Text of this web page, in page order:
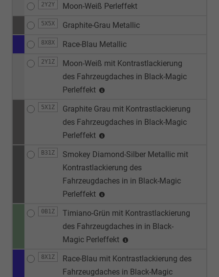
2Y2Y Moon-Weiß Perleffekt
5X5X Graphite-Grau Metallic
8X8X Race-Blau Metallic
2Y1Z
Moon-Weiß mit Kontrastlackierung
des Fahrzeugdaches in Black-Magic
Perleffekt
5X1Z
Graphite Grau mit Kontrastlackierung
des Fahrzeugdaches in Black-Magic
Perleffekt
B31Z
Smokey Diamond-Silber Metallic mit
Kontrastlackierung des
Fahrzeugdaches in in Black-Magic
Perleffekt
0B1Z
Timiano-Grün mit Kontrastlackierung
des Fahrzeugdaches in in Black-
Magic Perleffekt
8X1Z
Race-Blau mit Kontrastlackierung des
Fahrzeugdaches in Black-Magic